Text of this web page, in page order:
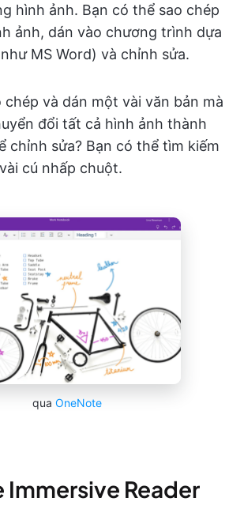
hình ảnh. Bạn có thể sao chép
ảnh, dán vào chương trình dựa
MS Word) và chỉnh sửa.
chép và dán một vài văn bản mà
đổi tất cả hình ảnh thành
chỉnh sửa? Bạn có thể tìm kiếm
cú nhấp chuột.
qua OneNote
Immersive Reader